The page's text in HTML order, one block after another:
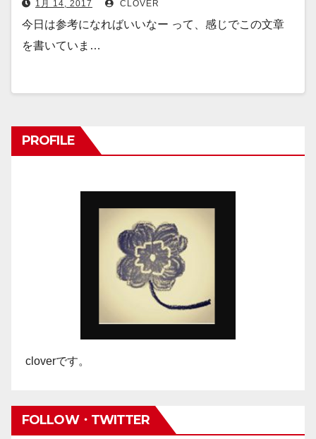
1月 14, 2017 CLOVER
今日は参考になればいいなー って、感じでこの文章
を書いていま…
PROFILE
cloverです。
FOLLOW・TWITTER